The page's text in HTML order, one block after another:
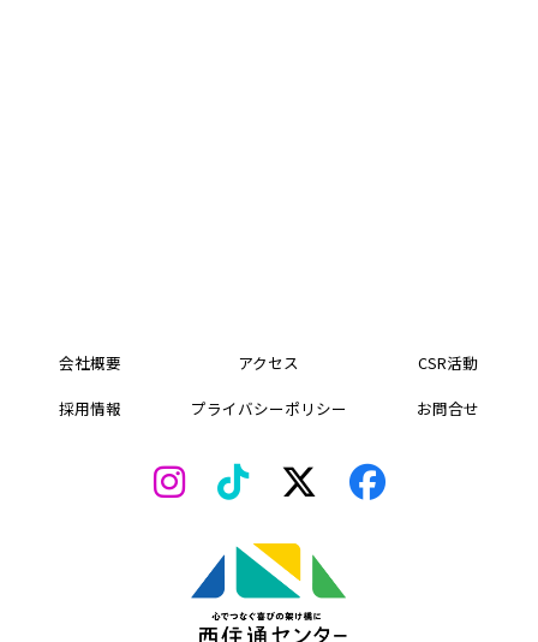
会社概要 アクセス
CSR活動
採用情報
プライバシーポリシー お問合せ